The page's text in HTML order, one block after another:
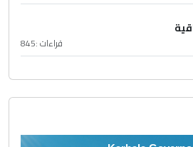
قراءات :845